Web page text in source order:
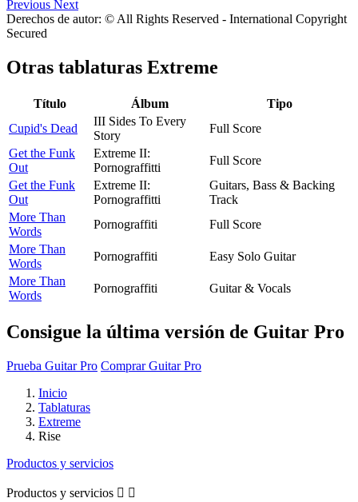
Previous Next
Derechos de autor: © All Rights Reserved - International Copyright
Secured
Otras tablaturas Extreme
Título Álbum
Tipo
Cupid's Dead
III Sides To Every
Story
Full Score
Get the Funk
Out
Extreme II:
Pornograffitti
Full Score
Get the Funk
Out
Extreme II:
Pornograffitti
Guitars, Bass & Backing
Track
More Than
Words
Pornograffiti
Full Score
More Than
Words
Pornograffiti
Easy Solo Guitar
More Than
Words
Pornograffiti Guitar & Vocals
Consigue la última versión de Guitar Pro
Prueba Guitar Pro Comprar Guitar Pro
Inicio
Tablaturas
Extreme
Rise
Productos y servicios
Productos y servicios  